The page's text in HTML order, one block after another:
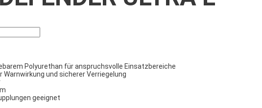
Polyurethan für anspruchsvolle Einsatzbereiche
und sicherer Verriegelung
geeignet